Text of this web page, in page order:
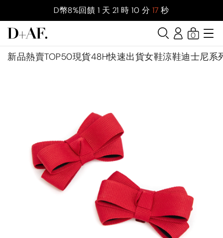
D幣8%回饋 1 天 21 時 10 分 16 秒
新品熱賣TOP50現貨48H快速出貨女鞋涼鞋迪士尼系
0